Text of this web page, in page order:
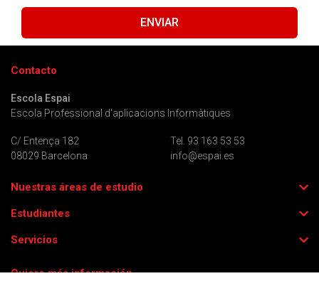
Contacto
Escola Espai
Escola Professional d'aplicacions Informàtiques
C/ Entença 182
08029 Barcelona
Tel. 93 163 53 53
info@espai.es
Nuestras áreas de estudio
Estudiantes
Servicios
Quiero más información